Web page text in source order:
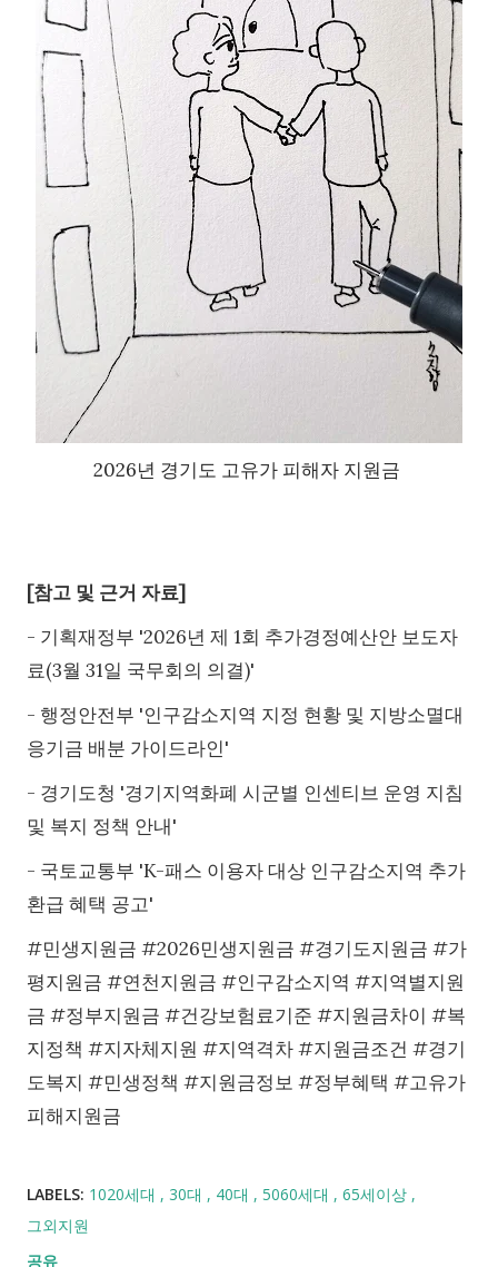
2026년 경기도 고유가 피해자 지원금
[참고 및 근거 자료]
- 기획재정부 '2026년 제 1회 추가경정예산안 보도자
료(3월 31일 국무회의 의결)'
- 행정안전부 '인구감소지역 지정 현황 및 지방소멸대
응기금 배분 가이드라인'
- 경기도청 '경기지역화폐 시군별 인센티브 운영 지침
및 복지 정책 안내'
- 국토교통부 'K-패스 이용자 대상 인구감소지역 추가
환급 혜택 공고'
#민생지원금 #2026민생지원금 #경기도지원금 #가
평지원금 #연천지원금 #인구감소지역 #지역별지원
금 #정부지원금 #건강보험료기준 #지원금차이 #복
지정책 #지자체지원 #지역격차 #지원금조건 #경기
도복지 #민생정책 #지원금정보 #정부혜택 #고유가
피해지원금
LABELS: 1020세대 30대 40대 5060세대
65세이상
그외지원
공유